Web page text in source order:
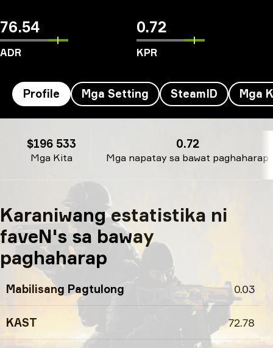
76.54
ADR
0.72
KPR
Profile Mga Setting SteamID Mga
Mga Kita
$196 533
Mga napatay sa bawat paghaharap
0.72
Karaniwang estatistika ni
faveN's sa baway
paghaharap
Mabilisang Pagtulong 0.03
KAST 72.78